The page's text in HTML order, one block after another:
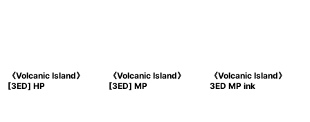
《Volcanic Island》
[3ED] HP
《Volcanic Island》
[3ED] MP
《Volcanic Island》
3ED MP ink